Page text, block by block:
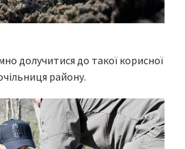
долучитися до такої корисної
району.